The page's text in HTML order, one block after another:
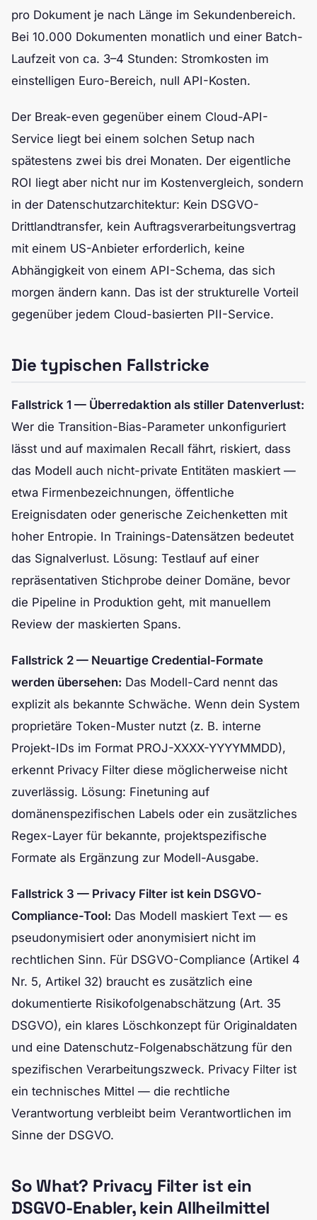
pro Dokument je nach Länge im Sekundenbereich.
Bei 10.000 Dokumenten monatlich und einer Batch-
Laufzeit von ca. 3–4 Stunden: Stromkosten im
einstelligen Euro-Bereich, null API-Kosten.
Der Break-even gegenüber einem Cloud-API-
Service liegt bei einem solchen Setup nach
spätestens zwei bis drei Monaten. Der eigentliche
ROI liegt aber nicht nur im Kostenvergleich, sondern
in der Datenschutzarchitektur: Kein DSGVO-
Drittlandtransfer, kein Auftragsverarbeitungsvertrag
mit einem US-Anbieter erforderlich, keine
Abhängigkeit von einem API-Schema, das sich
morgen ändern kann. Das ist der strukturelle Vorteil
gegenüber jedem Cloud-basierten PII-Service.
Die typischen Fallstricke
Fallstrick 1 — Überredaktion als stiller Datenverlust:
Wer die Transition-Bias-Parameter unkonfiguriert
lässt und auf maximalen Recall fährt, riskiert, dass
das Modell auch nicht-private Entitäten maskiert —
etwa Firmenbezeichnungen, öffentliche
Ereignisdaten oder generische Zeichenketten mit
hoher Entropie. In Trainings-Datensätzen bedeutet
das Signalverlust. Lösung: Testlauf auf einer
repräsentativen Stichprobe deiner Domäne, bevor
die Pipeline in Produktion geht, mit manuellem
Review der maskierten Spans.
Fallstrick 2 — Neuartige Credential-Formate
werden übersehen: Das Modell-Card nennt das
explizit als bekannte Schwäche. Wenn dein System
proprietäre Token-Muster nutzt (z. B. interne
Projekt-IDs im Format PROJ-XXXX-YYYYMMDD),
erkennt Privacy Filter diese möglicherweise nicht
zuverlässig. Lösung: Finetuning auf
domänenspezifischen Labels oder ein zusätzliches
Regex-Layer für bekannte, projektspezifische
Formate als Ergänzung zur Modell-Ausgabe.
Fallstrick 3 — Privacy Filter ist kein DSGVO-
Compliance-Tool: Das Modell maskiert Text — es
pseudonymisiert oder anonymisiert nicht im
rechtlichen Sinn. Für DSGVO-Compliance (Artikel 4
Nr. 5, Artikel 32) braucht es zusätzlich eine
dokumentierte Risikofolgenabschätzung (Art. 35
DSGVO), ein klares Löschkonzept für Originaldaten
und eine Datenschutz-Folgenabschätzung für den
spezifischen Verarbeitungszweck. Privacy Filter ist
ein technisches Mittel — die rechtliche
Verantwortung verbleibt beim Verantwortlichen im
Sinne der DSGVO.
So What? Privacy Filter ist ein
DSGVO-Enabler, kein Allheilmittel